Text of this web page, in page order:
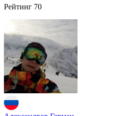
Рейтинг 70